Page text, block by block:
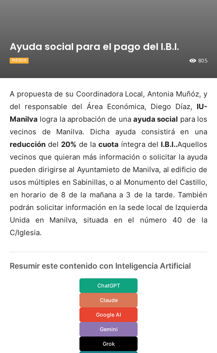
Ayuda social para el pago del I.B.I.
805
Política
A propuesta de su Coordinadora Local, Antonia Muñóz, y
del responsable del Área Económica, Diego Díaz, IU-
Manilva logra la aprobación de una ayuda social para los
vecinos de Manilva. Dicha ayuda consistirá en una
reducción del 20% de la cuota íntegra del I.B.I..Aquellos
vecinos que quieran más información o solicitar la ayuda
pueden dirigirse al Ayuntamieto de Manilva, al edificio de
usos múltiples en Sabinillas, o al Monumento del Castillo,
en horario de 8 de la mañana a 3 de la tarde. También
podrán solicitar información en la sede local de Izquierda
Unida en Manilva, situada en el número 40 de la
C/Iglesia.
Resumir este contenido con Inteligencia Artificial
ChatGPT
Claude
Google AI
Gemini
Grok